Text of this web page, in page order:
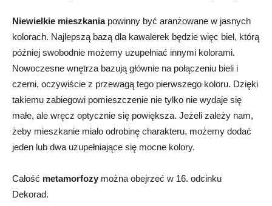
Niewielkie mieszkaniapowinny być aranżowane w jasnych
kolorach. Najlepszą bazą dla kawalerek będzie więc biel, którą
później swobodnie możemy uzupełniać innymi kolorami.
Nowoczesne wnętrza bazują głównie na połączeniu bieli i
czerni, oczywiście z przewagą tego pierwszego koloru. Dzięki
takiemu zabiegowi pomieszczenie nie tylko nie wydaje się
małe, ale wręcz optycznie się powiększa. Jeżeli zależy nam,
żeby mieszkanie miało odrobinę charakteru, możemy dodać
jeden lub dwa uzupełniające się mocne kolory.
Całość metamorfozy można obejrzeć w 16. odcinku
Dekorad.